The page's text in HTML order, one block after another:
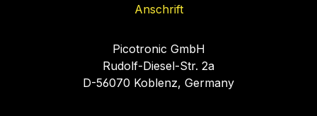
Anschrift
Picotronic GmbH
Rudolf-Diesel-Str. 2a
D-56070 Koblenz, Germany